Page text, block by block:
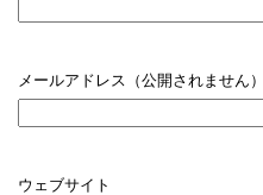
メールアドレス（公開されません）
ウェブサイト